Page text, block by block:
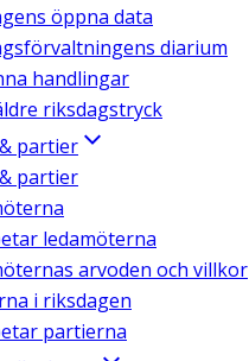
öppna data
diarium
handlingar
riksdagstryck
partier
partier
ledamöterna
arvoden och villkor
i riksdagen
partierna